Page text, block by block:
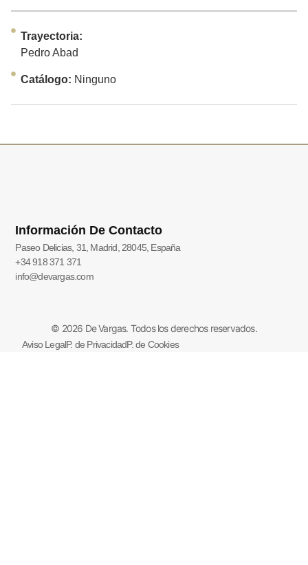
Trayectoria:
Pedro Abad
Catálogo: Ninguno
Información De Contacto
Paseo Delicias, 31, Madrid, 28045, España
+34 918 371 371
info@devargas.com
© 2026 De Vargas. Todos los derechos reservados.
Aviso LegalP. de PrivacidadP. de Cookies